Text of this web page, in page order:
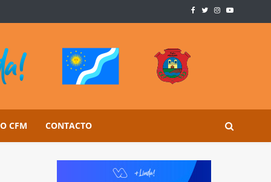
CFM CONTACTO